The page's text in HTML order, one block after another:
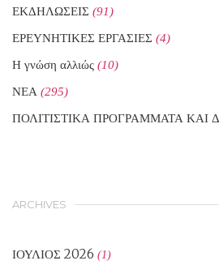
ΕΚΔΗΛΩΣΕΙΣ (91)
ΕΡΕΥΝΗΤΙΚΕΣ ΕΡΓΑΣΙΕΣ (4)
Η γνώση αλλιώς (10)
ΝΕΑ (295)
ΠΟΛΙΤΙΣΤΙΚΑ ΠΡΟΓΡΑΜΜΑΤΑ ΚΑΙ
ARCHIVES
ΙΟΎΛΙΟΣ 2026 (1)